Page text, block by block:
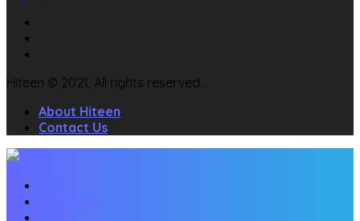
Hiteen © 2021. All rights reserved.
About Hiteen
Contact Us